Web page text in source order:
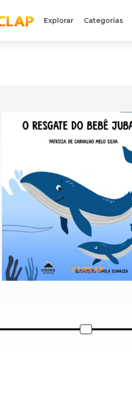
Explorar Categorias